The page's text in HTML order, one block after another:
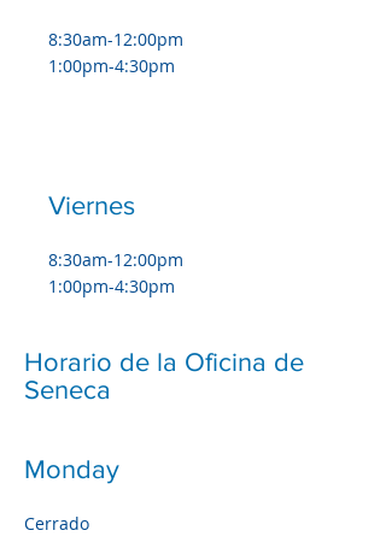
8:30am-12:00pm
1:00pm-4:30pm
Viernes
8:30am-12:00pm
1:00pm-4:30pm
Horario de la Oficina de
Seneca
Monday
Cerrado